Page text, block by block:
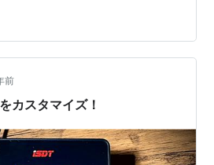
額な充電器が必要だったり危険が
勝とうとすると、どんどんエスカ
う部分がどうしても出てきてしま
ために今回試験的に導入されたコ
。 充電器は3000円台で購入でき
前
カスタマイズ！